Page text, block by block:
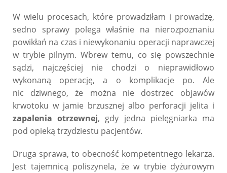
W wielu procesach, które prowadziłam i prowadzę,
sedno sprawy polega właśnie na nierozpoznaniu
powikłań na czas i niewykonaniu operacji naprawczej
w trybie pilnym. Wbrew temu, co się powszechnie
sądzi, najczęściej nie chodzi o nieprawidłowo
wykonaną operację, a o komplikacje po. Ale
nic dziwnego, że można nie dostrzec objawów
krwotoku w jamie brzusznej albo perforacji jelita i
zapalenia otrzewnej, gdy jedna pielęgniarka ma
pod opieką trzydziestu pacjentów.
Druga sprawa, to obecność kompetentnego lekarza.
Jest tajemnicą poliszynela, że w trybie dyżurowym